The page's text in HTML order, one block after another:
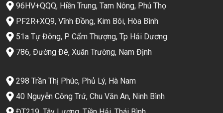
96HV+QQQ, Hiền Trung, Tam Nông, Phú Thọ
PF2R+XQ9, Vĩnh Đồng, Kim Bôi, Hòa Bình
51a Tự Đông, P. Cẩm Thượng, Tp Hải Dương
786, Đường Đê, Xuân Trường, Nam Định
298 Trần Thị Phúc, Phủ Lý, Hà Nam
40 Nguyễn Công Trứ, Chu Văn An, Ninh Bình